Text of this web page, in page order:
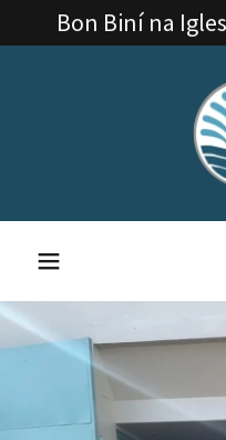
Bon Biní na